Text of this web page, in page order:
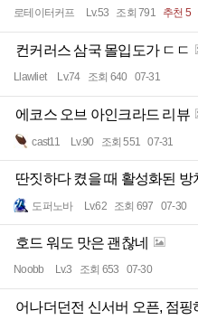
로테이터커프 Lv.53 조회 791 추천 5
컨커러스 삼국 몰입도가 ㄷㄷ
Llawliet Lv.74 조회 640 07-31
에코스 오브 아인크라드 리뷰
cast11 Lv.90 조회 551 07-31
딴짓하다 켰을 때 활성화된
도퍼노바 Lv.62 조회 697 07-30
호드 워도 맛은 괜찮네
Noobb Lv.3 조회 653 07-30
어나더던전 신서버 오픈, 점핑